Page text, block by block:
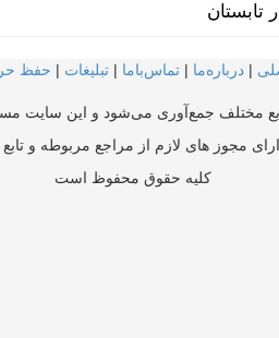
| درباره‌ما | تماس‌با‌ما | تبلیغات | حفظ
مختلف جمع‌آوری می‌شود و این سایت
مجوز های لازم از مراجع مربوطه و
کلیه حقوق محفوظ است